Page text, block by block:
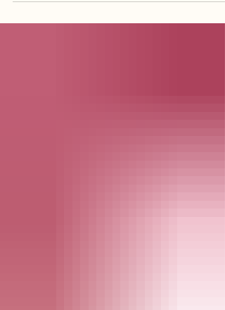
Guadeloupe et à Marie-Galante ! Chers futurs...